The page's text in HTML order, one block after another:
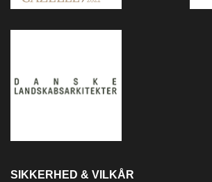
SIKKERHED & VILKÅR